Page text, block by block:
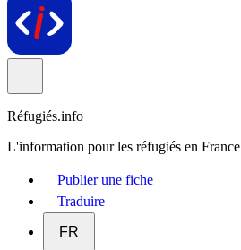
Réfugiés.info
L'information pour les réfugiés en France
Publier une fiche
Traduire
FR